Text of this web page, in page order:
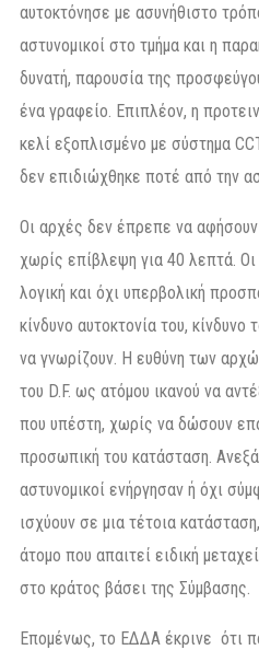
αυτοκτόνησε με ασυνήθιστο
αστυνομικοί στο τμήμα και η
δυνατή, παρουσία της
ένα γραφείο. Επιπλέον, η
κελί εξοπλισμένο με σύστημα
δεν επιδιώχθηκε ποτέ από την
Οι αρχές δεν έπρεπε να αφήσουν
χωρίς επίβλεψη για 40 λεπτά.
λογική και όχι υπερβολική
κίνδυνο αυτοκτονία του,
να γνωρίζουν. Η ευθύνη των
του D.F. ως ατόμου ικανού να
που υπέστη, χωρίς να δώσουν
προσωπική του κατάσταση.
αστυνομικοί ενήργησαν ή όχι
ισχύουν σε μια τέτοια
άτομο που απαιτεί ειδική
στο κράτος βάσει της Σύμβασης.
Επομένως, το ΕΔΔΑ έκρινε ότι